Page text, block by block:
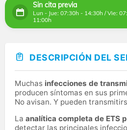
Sin cita previa
Lun - Jue: 07:30h - 14:30h / Vie:
11:00h
DESCRIPCIÓN DEL
Muchas infecciones de
producen síntomas en sus
No avisan. Y pueden
La analítica completa de ETS
detectar las principales